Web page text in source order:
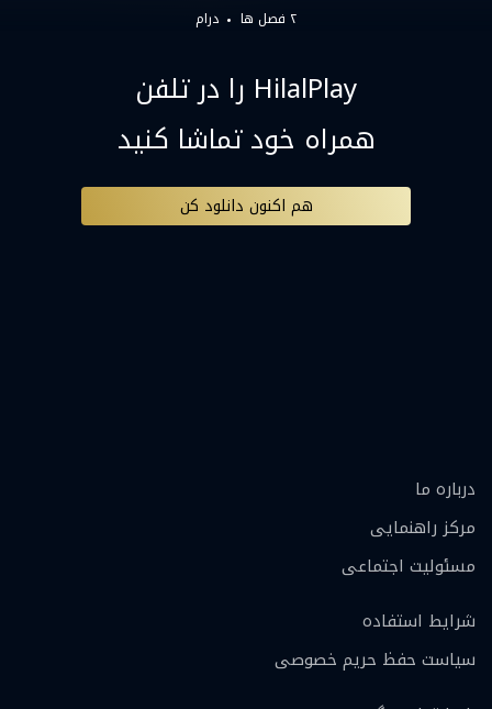
۲ فصل ها درام
HilalPlay را در تلفن
همراه خود تماشا کنید
هم اکنون دانلود کن
درباره ما
مرکز راهنمایی
مسئولیت اجتماعی
شرایط استفاده
سیاست حفظ حریم خصوصی